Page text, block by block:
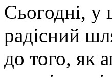
Сьогодні,
радісний
до того, як